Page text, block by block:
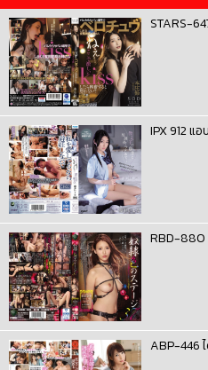
STARS-
IPX 912 แ
RBD-880
ABP-446